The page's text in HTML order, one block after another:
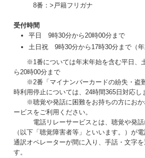
8番：>戸籍フリガナ
受付時間
平日 9時30分から20時00分まで
土日祝 9時30分から17時30分まで（年
※1番については年末年始を含む平日、
ら20時00分まで
※2番「マイナンバーカードの紛失・盗
時利用停止については、24時間365日対応し
※聴覚や発話に困難をお持ちの方におか
ービスをご利用ください。
電話リレーサービスとは、聴覚や発話
（以下「聴覚障害者等」といいます。）が
通訳オペレーターが間に入り、手話・文字
す。